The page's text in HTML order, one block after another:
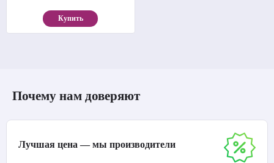
Купить
Почему нам доверяют
Лучшая цена — мы производители